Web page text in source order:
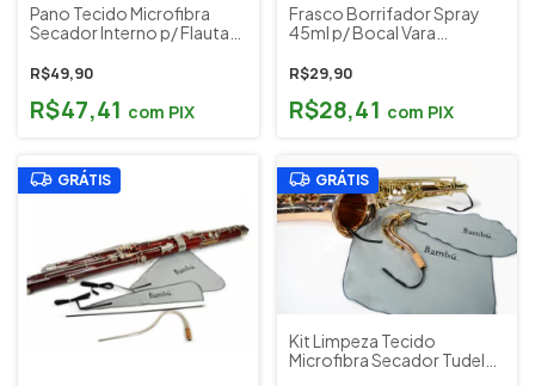
Pano Tecido Microfibra
Secador Interno p/ Flauta
Cód. PLS004
R$49,90
R$47,41 com PIX
Frasco Borrifador Spray
45ml p/ Bocal Vara
R$29,90
R$28,41 com PIX
GRÁTIS GRÁTIS
Kit Limpeza Tecido
Microfibra Secador Tudel